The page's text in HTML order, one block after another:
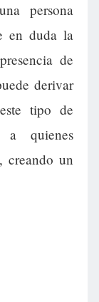
persona
en duda la
de
derivar
tipo de
a quienes
creando un